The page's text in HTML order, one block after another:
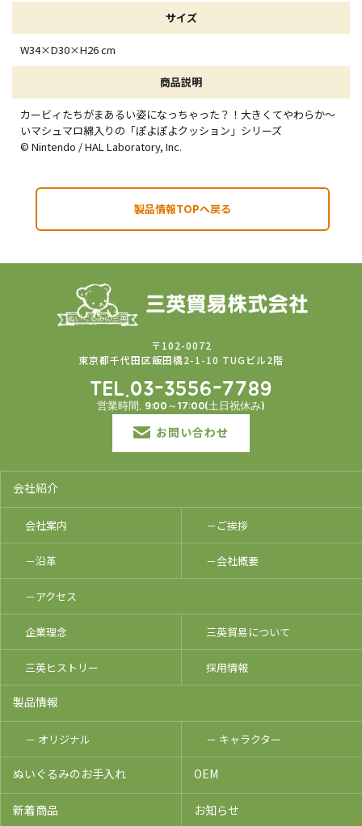
サイズ
W34×D30×H26 cm
商品説明
カービィたちがまあるい姿になっちゃった？！大きくてやわらか～
いマシュマロ綿入りの「ぽよぽよクッション」シリーズ
© Nintendo / HAL Laboratory, Inc.
製品情報TOPへ戻る
〒102-0072
東京都千代田区飯田橋2-1-10 TUGビル2階
TEL.03-3556-7789
営業時間. 9:00～17:00(土日祝休み)
お問い合わせ
会社紹介
会社案内 －ご挨拶
－沿革 －会社概要
－アクセス
企業理念 三英貿易について
三英ヒストリー 採用情報
製品情報
－ オリジナル － キャラクター
ぬいぐるみのお手入れ OEM
新着商品 お知らせ